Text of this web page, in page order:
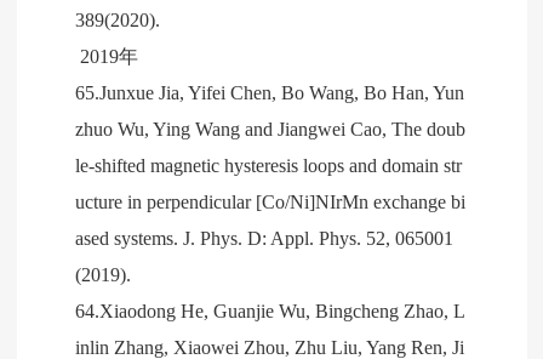
389(2020).
2019年
65.Junxue Jia, Yifei Chen, Bo Wang, Bo Han, Yun
zhuo Wu, Ying Wang and Jiangwei Cao, The doub
le-shifted magnetic hysteresis loops and domain str
ucture in perpendicular [Co/Ni]NIrMn exchange bi
ased systems. J. Phys. D: Appl. Phys. 52, 065001
(2019).
64.Xiaodong He, Guanjie Wu, Bingcheng Zhao, L
inlin Zhang, Xiaowei Zhou, Zhu Liu, Yang Ren, Ji